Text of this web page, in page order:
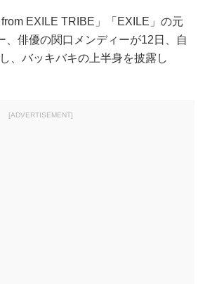
EXILE TRIBE」「EXILE」の元
、俳優の関口メンディーが12日、自
、バッキバキの上半身を披露し
[ADVERTISEMENT]